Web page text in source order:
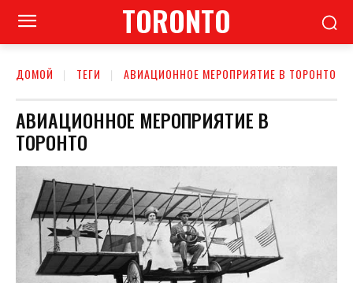
TORONTO
ДОМОЙ ТЕГИ АВИАЦИОННОЕ МЕРОПРИЯТИЕ В ТОРОНТО
АВИАЦИОННОЕ МЕРОПРИЯТИЕ В
ТОРОНТО